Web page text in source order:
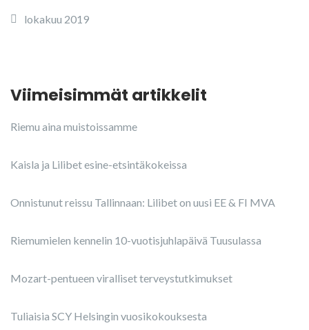
lokakuu 2019
Viimeisimmät artikkelit
Riemu aina muistoissamme
Kaisla ja Lilibet esine-etsintäkokeissa
Onnistunut reissu Tallinnaan: Lilibet on uusi EE & FI MVA
Riemumielen kennelin 10-vuotisjuhlapäivä Tuusulassa
Mozart-pentueen viralliset terveystutkimukset
Tuliaisia SCY Helsingin vuosikokouksesta